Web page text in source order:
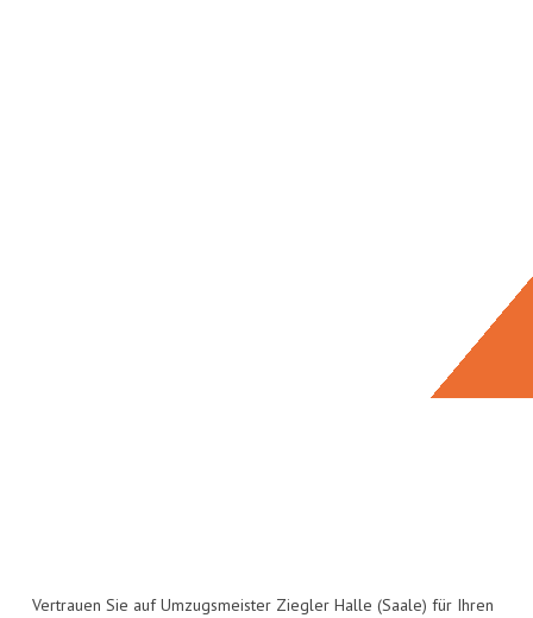
Vertrauen Sie auf Umzugsmeister Ziegler Halle (Saale) für Ihren